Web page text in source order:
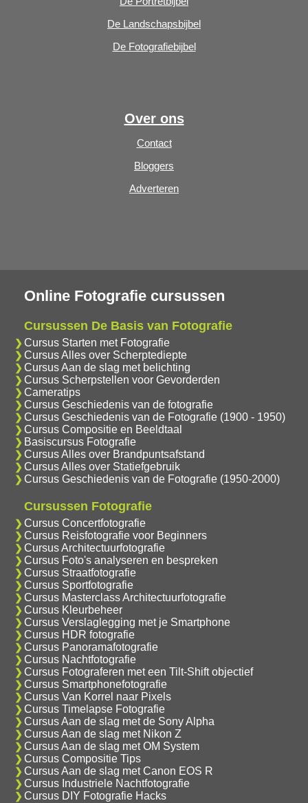
De Landschapsbijbel
De Fotografiebijbel
Over ons
Contact
Bloggers
Adverteren
Online Fotografie cursussen
Cursussen De Basis van Fotografie
Cursus Starten met Fotografie
Cursus Alles over Scherptediepte
Cursus Aan de slag met belichting
Cursus Scherpstellen voor Gevorderden
Cameratips
Cursus Geschiedenis van de fotografie
Cursus Geschiedenis van de Fotografie (1900 - 1950)
Cursus Compositie en Beeldtaal
Basiscursus Fotografie
Cursus Alles over Brandpuntsafstand
Cursus Alles over Statiefgebruik
Cursus Geschiedenis van de Fotografie (1950-2000)
Cursussen Fotografie
Cursus Concertfotografie
Cursus Reisfotografie voor Beginners
Cursus Architectuurfotografie
Cursus Foto's analyseren en bespreken
Cursus Straatfotografie
Cursus Sportfotografie
Cursus Masterclass Architectuurfotografie
Cursus Kleurbeheer
Cursus Verslaglegging met je Smartphone
Cursus HDR fotografie
Cursus Panoramafotografie
Cursus Nachtfotografie
Cursus Fotograferen met een Tilt-Shift objectief
Cursus Smartphonefotografie
Cursus Van Korrel naar Pixels
Cursus Timelapse Fotografie
Cursus Aan de slag met de Sony Alpha
Cursus Aan de slag met Nikon Z
Cursus Aan de slag met OM System
Cursus Compositie Tips
Cursus Aan de slag met Canon EOS R
Cursus Industriele Nachtfotografie
Cursus DIY Fotografie Hacks